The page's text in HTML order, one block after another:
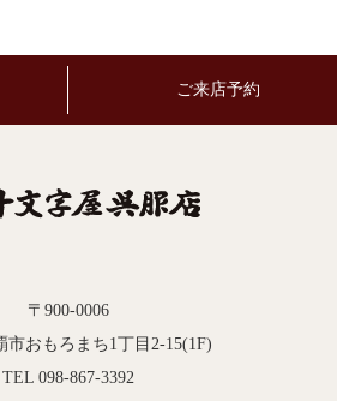
ご来店予約
〒900-0006
市おもろまち1丁目2-15(1F)
TEL 098-867-3392